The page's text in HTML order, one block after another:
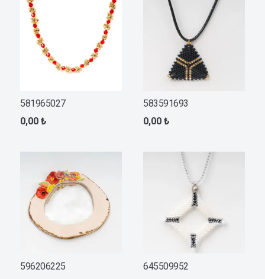
581965027
0,00 ₺
583591693
0,00 ₺
596206225
645509952